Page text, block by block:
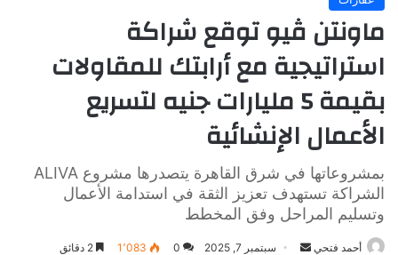
ماونتن ڤيو توقع شراكة
استراتيجية مع أرابتك للمقاولات
بقيمة 5 مليارات جنيه لتسريع
الأعمال الإنشائية
بمشروعاتها في شرق القاهرة يتصدرها مشروع ALIVA
الشراكة تستهدف تعزيز الثقة في استدامة الأعمال
وتسليم المراحل وفق المخطط
أحمد فتحي
أرسل سبتمبر 7, 2025 0 1٬083